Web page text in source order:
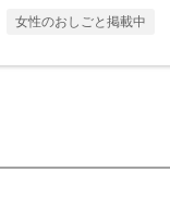
女性のおしごと掲載中